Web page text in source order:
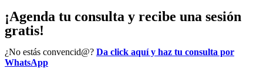
¡Agenda tu consulta y recibe una sesión
gratis!
¿No estás convencid@? Da click aquí y haz tu consulta por
WhatsApp